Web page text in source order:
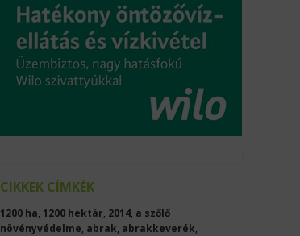
CIKKEK CÍMKÉK
1200 ha, 1200 hektár, 2014, a szőlő
növényvédelme, abrak, abrakkeverék,